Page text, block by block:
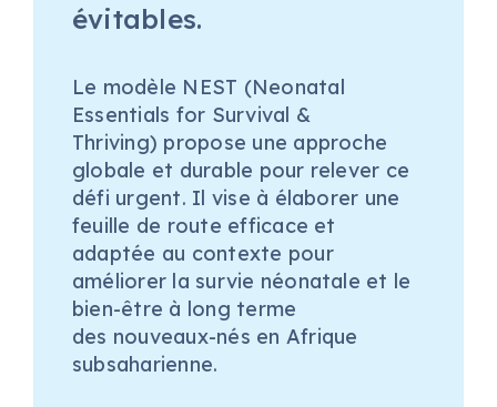
évitables.
Le modèle NEST (Neonatal
Essentials for Survival &
Thriving) propose une approche
globale et durable pour relever ce
défi urgent. Il vise à élaborer une
feuille de route efficace et
adaptée au contexte pour
améliorer la survie néonatale et le
bien-être à long terme
des nouveaux-nés en Afrique
subsaharienne.